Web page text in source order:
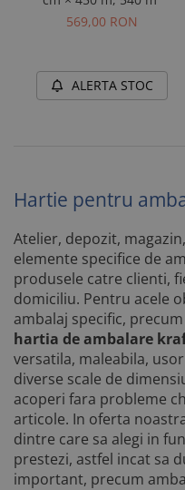
569,00 RON
ALERTA STOC
Hartie pentru
Atelier, depozit,
elemente specifice de
produsele catre clienti,
domiciliu. Pentru acele
ambalaj specific,
hartia de ambalare
versatila, maleabila,
diverse scale de
acoperi fara probleme
articole. In oferta
dintre care sa alegi in
prestezi, astfel incat sa
important, precum